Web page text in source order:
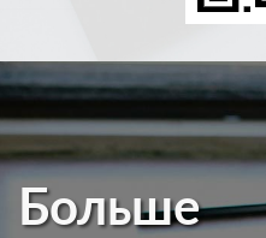
Больше